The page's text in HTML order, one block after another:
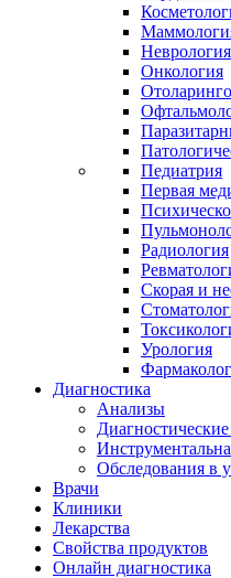
Неврология
Онкология
Педиатрия
Первая
Радиология
Скорая и
Урология
Диагностика
Анализы
Обследования в
Врачи
Клиники
Лекарства
Свойства продуктов
Онлайн диагностика